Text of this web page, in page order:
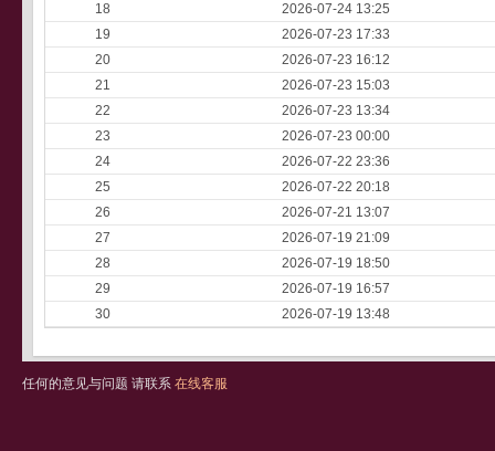
18
2026-07-24 13:25
19
2026-07-23 17:33
20
2026-07-23 16:12
21
2026-07-23 15:03
22
2026-07-23 13:34
23
2026-07-23 00:00
24
2026-07-22 23:36
25
2026-07-22 20:18
26
2026-07-21 13:07
27
2026-07-19 21:09
28
2026-07-19 18:50
29
2026-07-19 16:57
30
2026-07-19 13:48
任何的意见与问题 请联系 在线客服